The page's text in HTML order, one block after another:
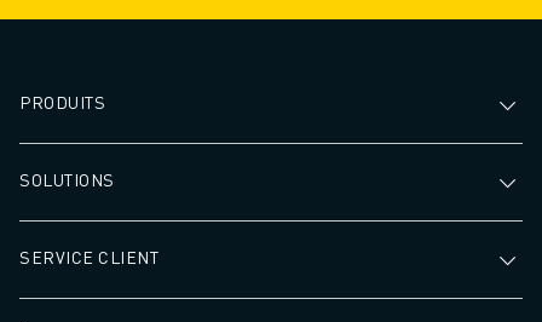
PRODUITS
SOLUTIONS
SERVICE CLIENT